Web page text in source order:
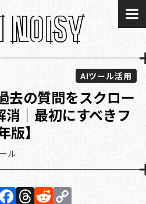
AIツール活用
去の質問をスクロー
｜最初にすべきフ
】
ル
F T R